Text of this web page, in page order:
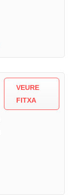
VEURE
FITXA